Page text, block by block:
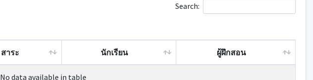
Search:
สาระ นักเรียน
ผู้ฝึกสอน
No data available in table